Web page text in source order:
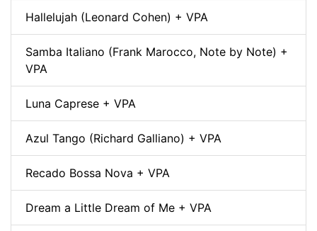
Hallelujah (Leonard Cohen) + VPA
Samba Italiano (Frank Marocco, Note by Note) +
VPA
Luna Caprese + VPA
Azul Tango (Richard Galliano) + VPA
Recado Bossa Nova + VPA
Dream a Little Dream of Me + VPA